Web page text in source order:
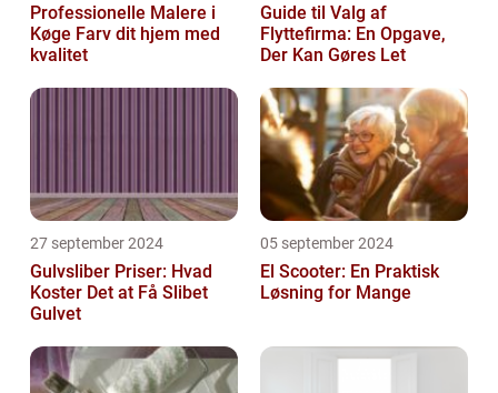
Professionelle Malere i
Køge Farv dit hjem med
kvalitet
Guide til Valg af
Flyttefirma: En Opgave,
Der Kan Gøres Let
27 september 2024
Gulvsliber Priser: Hvad
Koster Det at Få Slibet
Gulvet
05 september 2024
El Scooter: En Praktisk
Løsning for Mange